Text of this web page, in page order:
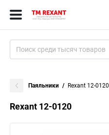
Паяльники Rexant 12-0120
Rexant 12-0120